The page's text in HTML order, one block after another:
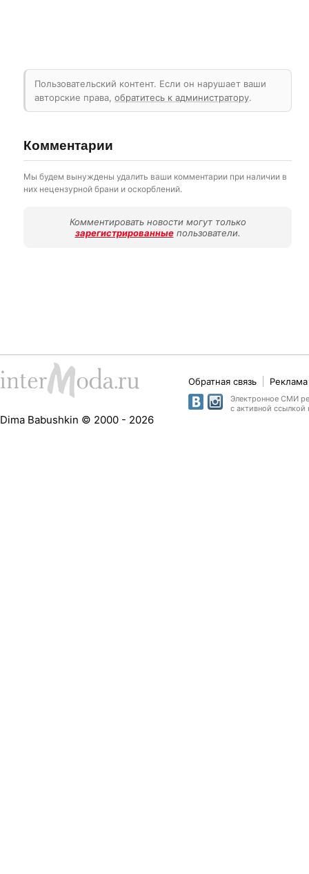
Пользовательский контент. Если он нарушает ваши
авторские права,обратитесь к администратору.
Комментарии
Мы будем вынуждены удалить ваши комментарии при наличии в
них нецензурной брани и оскорблений.
Комментировать новости могут только
зарегистрированныепользователи.
Dima Babushkin © 2000 - 2026
Обратная связь
Электронное СМИ
с активной ссылкой